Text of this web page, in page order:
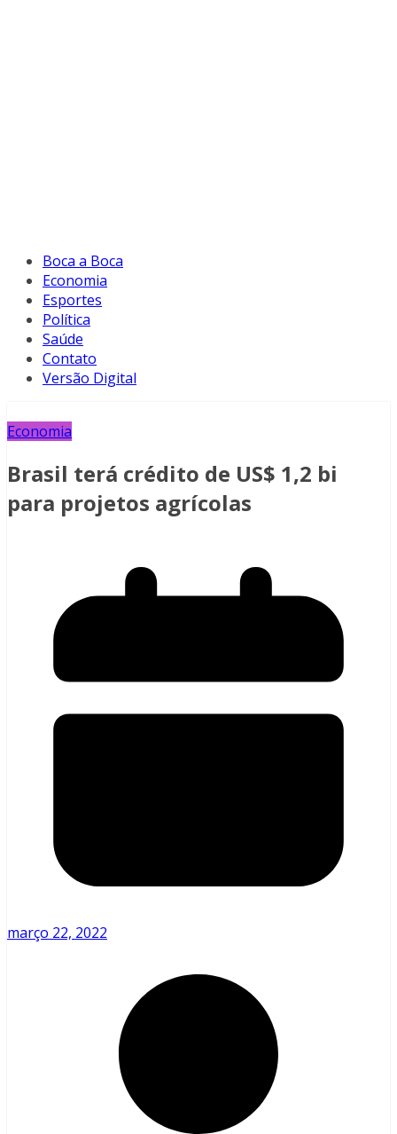
Boca a Boca
Economia
Esportes
Política
Saúde
Contato
Versão Digital
Economia
Brasil terá crédito de US$ 1,2 bi
para projetos agrícolas
março 22, 2022